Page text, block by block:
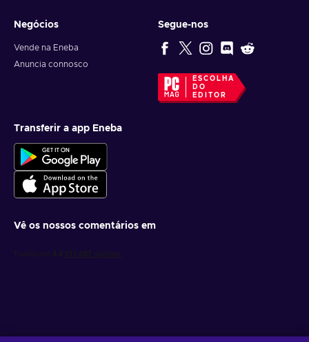
Negócios
Vende na Eneba
Anuncia connosco
Segue-nos
ESCOLHA
DO
EDITOR
Transferir a app Eneba
Vê os nossos comentários em